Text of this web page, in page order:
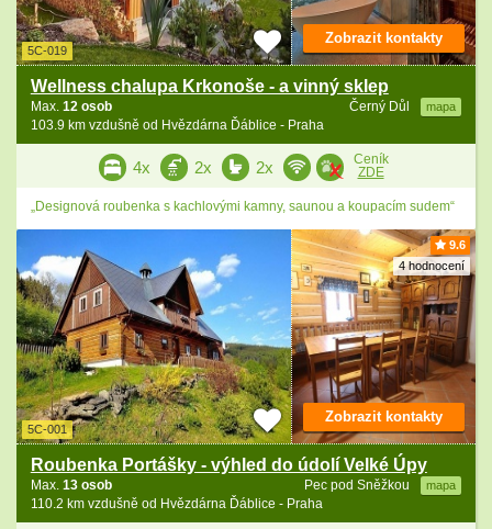
5C-019
Wellness chalupa Krkonoše - a vinný sklep
Černý Důl mapa
Max. 12 osob
103.9 km vzdušně od Hvězdárna Ďáblice - Praha
Zobrazit kontakty
4x 2x 2x
Ceník
ZDE
„Designová roubenka s kachlovými kamny, saunou a koupacím sudem“
9.6
4 hodnocení
5C-001
Roubenka Portášky - výhled do údolí Velké Úpy
Pec pod Sněžkou mapa
Max. 13 osob
110.2 km vzdušně od Hvězdárna Ďáblice - Praha
Zobrazit kontakty